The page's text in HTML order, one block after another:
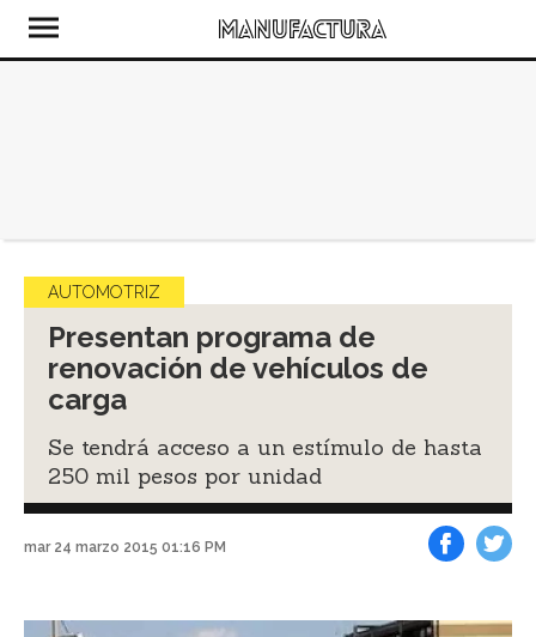
AUTOMOTRIZ
Presentan programa de
renovación de vehículos de
carga
Se tendrá acceso a un estímulo de hasta
250 mil pesos por unidad
mar 24 marzo 2015 01:16 PM